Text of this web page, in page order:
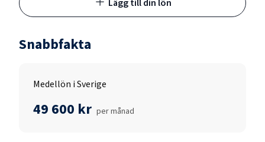
Lägg till din lön
Snabbfakta
Medellön i Sverige
49 600 kr per månad